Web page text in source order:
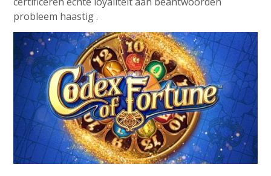
probleem haastig .